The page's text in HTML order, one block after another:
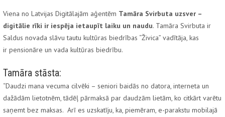
Viena no Latvijas Digitālajām aģentēm Tamāra Svirbuta uzsver –
digitālie rīki ir iespēja ietaupīt laiku un naudu. Tamāra Svirbuta ir
Saldus novada slāvu tautu kultūras biedrības “Živica” vadītāja, kas
ir pensionāre un vada kultūras biedrību.
Tamāra stāsta:
“Daudzi mana vecuma cilvēki – seniori baidās no datora, interneta un
dažādām lietotnēm, tādēļ pārmaksā par daudzām lietām, ko citkārt varētu
saņemt bez maksas. Arī es uzskatīju, ka, piemēram, e-parakstu mobilajā